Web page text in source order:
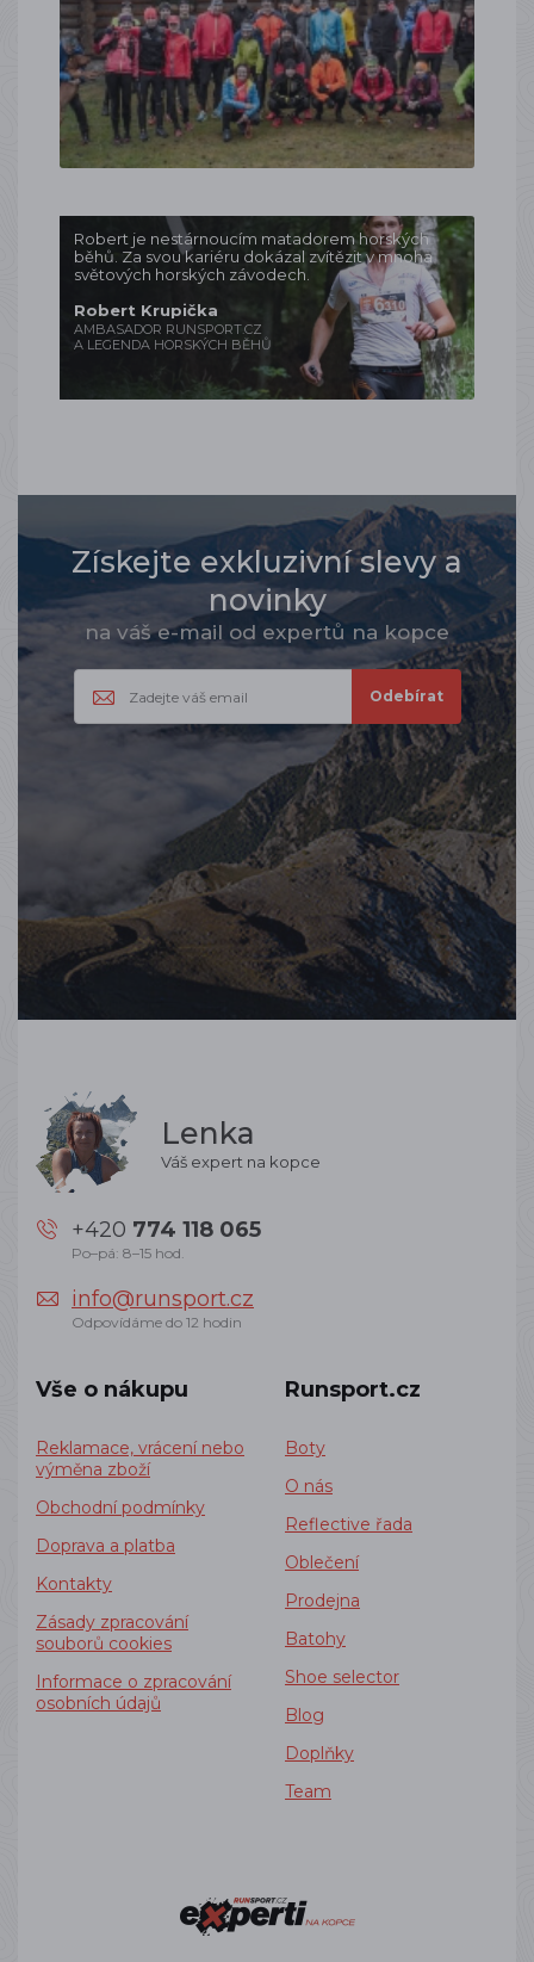
Robert je nestárnoucím matadorem horských
běhů. Za svou kariéru dokázal zvítězit v mnoha
světových horských závodech.
Robert Krupička
AMBASADOR RUNSPORT.CZ
A LEGENDA HORSKÝCH BĚHŮ
Získejte exkluzivní slevy a
novinky
na váš e-mail od expertů na kopce
Lenka
Váš expert na kopce
+420 774 118 065
Po–pá: 8–15 hod.
info@runsport.cz
Odpovídáme do 12 hodin
Vše o nákupu
Reklamace, vrácení nebo
výměna zboží
Obchodní podmínky
Doprava a platba
Kontakty
Zásady zpracování
souborů cookies
Informace o zpracování
osobních údajů
Runsport.cz
Boty
O nás
Reflective řada
Oblečení
Prodejna
Batohy
Shoe selector
Blog
Doplňky
Team